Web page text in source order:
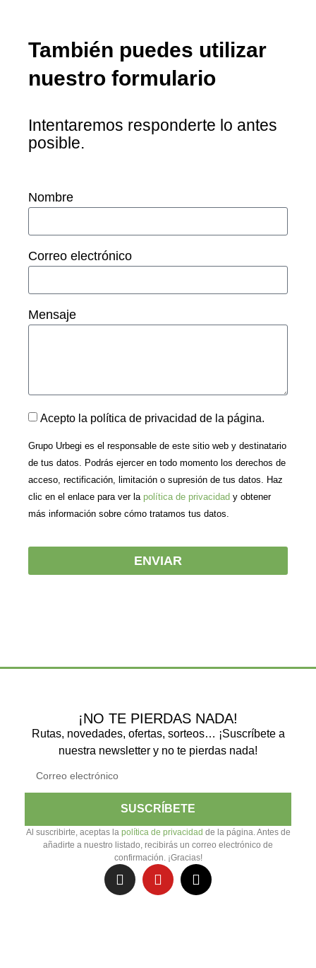
También puedes utilizar
nuestro formulario
Intentaremos responderte lo antes
posible.
Nombre
Correo electrónico
Mensaje
Acepto la política de privacidad de la página.
Grupo Urbegi es el responsable de este sitio web y destinatario
de tus datos. Podrás ejercer en todo momento los derechos de
acceso, rectificación, limitación o supresión de tus datos. Haz
clic en el enlace para ver la política de privacidad y obtener
más información sobre cómo tratamos tus datos.
ENVIAR
¡NO TE PIERDAS NADA!
Rutas, novedades, ofertas, sorteos… ¡Suscríbete a
nuestra newsletter y no te pierdas nada!
SUSCRÍBETE
Al suscribirte, aceptas la política de privacidad de la página. Antes de
añadirte a nuestro listado, recibirás un correo electrónico de
confirmación. ¡Gracias!